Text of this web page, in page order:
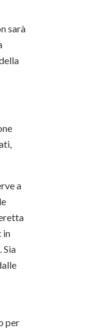
sarà
a
in
Sia
per